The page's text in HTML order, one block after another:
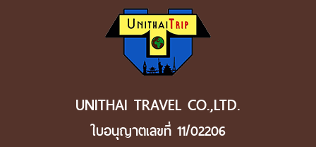
UNITHAI TRAVEL CO.,LTD.
ใบอนุญาตเลขที่ 11/02206